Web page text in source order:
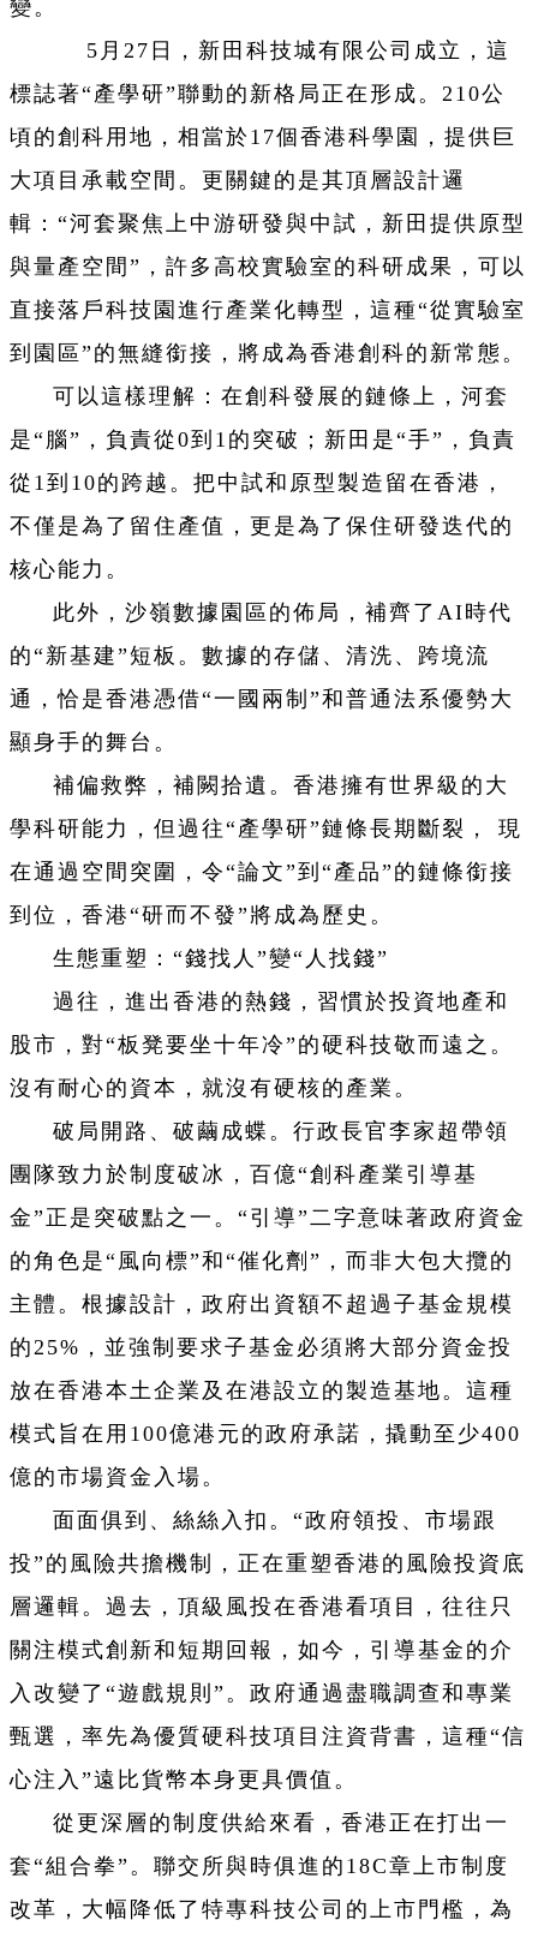
變。
5月27日，新田科技城有限公司成立，這
標誌著“產學研”聯動的新格局正在形成。210公
頃的創科用地，相當於17個香港科學園，提供巨
大項目承載空間。更關鍵的是其頂層設計邏
輯：“河套聚焦上中游研發與中試，新田提供原型
與量產空間”，許多高校實驗室的科研成果，可以
直接落戶科技園進行產業化轉型，這種“從實驗室
到園區”的無縫銜接，將成為香港創科的新常態。
可以這樣理解：在創科發展的鏈條上，河套
是“腦”，負責從0到1的突破；新田是“手”，負責
從1到10的跨越。把中試和原型製造留在香港，
不僅是為了留住產值，更是為了保住研發迭代的
核心能力。
此外，沙嶺數據園區的佈局，補齊了AI時代
的“新基建”短板。數據的存儲、清洗、跨境流
通，恰是香港憑借“一國兩制”和普通法系優勢大
顯身手的舞台。
補偏救弊，補闕拾遺。香港擁有世界級的大
學科研能力，但過往“產學研”鏈條長期斷裂， 現
在通過空間突圍，令“論文”到“產品”的鏈條銜接
到位，香港“研而不發”將成為歷史。
生態重塑：“錢找人”變“人找錢”
過往，進出香港的熱錢，習慣於投資地產和
股市，對“板凳要坐十年冷”的硬科技敬而遠之。
沒有耐心的資本，就沒有硬核的產業。
破局開路、破繭成蝶。行政長官李家超帶領
團隊致力於制度破冰，百億“創科產業引導基
金”正是突破點之一。“引導”二字意味著政府資金
的角色是“風向標”和“催化劑”，而非大包大攬的
主體。根據設計，政府出資額不超過子基金規模
的25%，並強制要求子基金必須將大部分資金投
放在香港本土企業及在港設立的製造基地。這種
模式旨在用100億港元的政府承諾，撬動至少400
億的市場資金入場。
面面俱到、絲絲入扣。“政府領投、市場跟
投”的風險共擔機制，正在重塑香港的風險投資底
層邏輯。過去，頂級風投在香港看項目，往往只
關注模式創新和短期回報，如今，引導基金的介
入改變了“遊戲規則”。政府通過盡職調查和專業
甄選，率先為優質硬科技項目注資背書，這種“信
心注入”遠比貨幣本身更具價值。
從更深層的制度供給來看，香港正在打出一
套“組合拳”。聯交所與時俱進的18C章上市制度
改革，大幅降低了特專科技公司的上市門檻，為